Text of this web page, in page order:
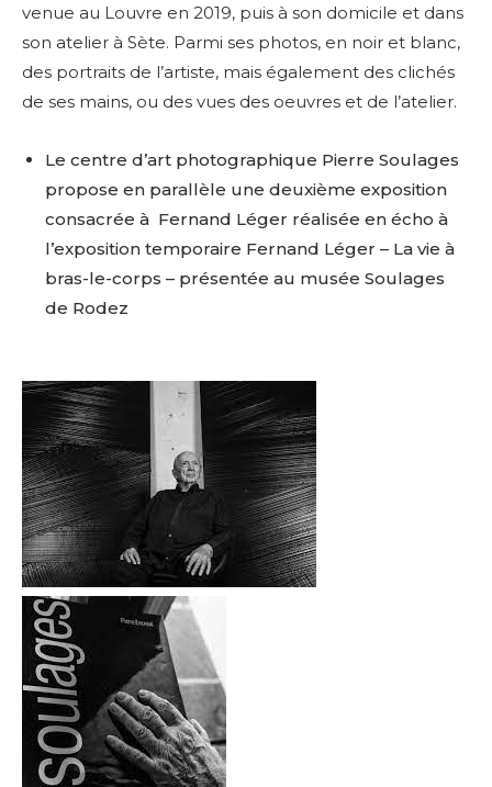
venue au Louvre en 2019, puis à son domicile et dans
son atelier à Sète. Parmi ses photos, en noir et blanc,
des portraits de l’artiste, mais également des clichés
de ses mains, ou des vues des oeuvres et de l’atelier.
Le centre d’art photographique Pierre Soulages
propose en parallèle une deuxième exposition
consacrée à Fernand Léger réalisée en écho à
l’exposition temporaire Fernand Léger – La vie à
bras-le-corps – présentée au musée Soulages
de Rodez